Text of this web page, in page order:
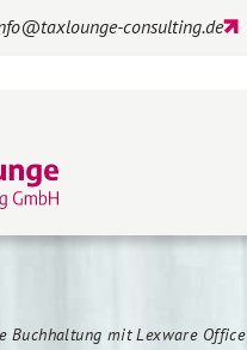
consulting.de
Buchhaltung mit Lexware Office